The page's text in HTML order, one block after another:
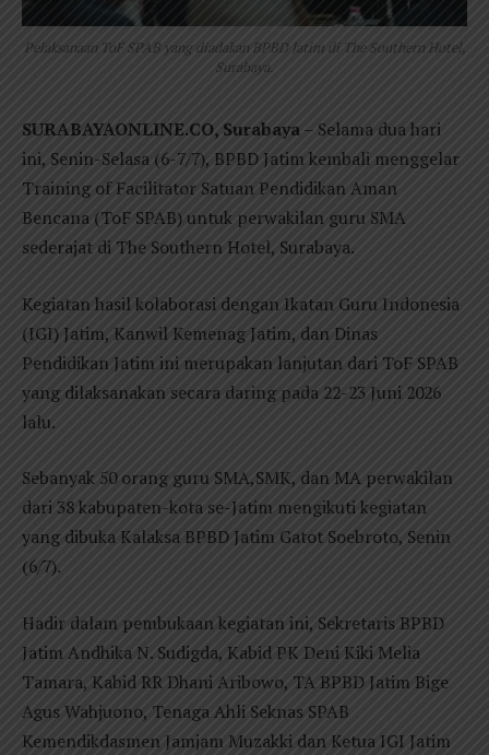
Pelaksanaan ToF SPAB yang diadakan BPBD Jatim di The Southern Hotel,
Surabaya.
SURABAYAONLINE.CO, Surabaya– Selama dua hari
ini, Senin-Selasa (6-7/7), BPBD Jatim kembali menggelar
Training of Facilitator Satuan Pendidikan Aman
Bencana (ToF SPAB) untuk perwakilan guru SMA
sederajat di The Southern Hotel, Surabaya.
Kegiatan hasil kolaborasi dengan Ikatan Guru Indonesia
(IGI) Jatim, Kanwil Kemenag Jatim, dan Dinas
Pendidikan Jatim ini merupakan lanjutan dari ToF SPAB
yang dilaksanakan secara daring pada 22-23 Juni 2026
lalu.
Sebanyak 50 orang guru SMA,SMK, dan MA perwakilan
dari 38 kabupaten-kota se-Jatim mengikuti kegiatan
yang dibuka Kalaksa BPBD Jatim Gatot Soebroto, Senin
(6/7).
Hadir dalam pembukaan kegiatan ini, Sekretaris BPBD
Jatim Andhika N. Sudigda, Kabid PK Deni Kiki Melia
Tamara, Kabid RR Dhani Aribowo, TA BPBD Jatim Bige
Agus Wahjuono, Tenaga Ahli Seknas SPAB
Kemendikdasmen Jamjam Muzakki dan Ketua IGI Jatim